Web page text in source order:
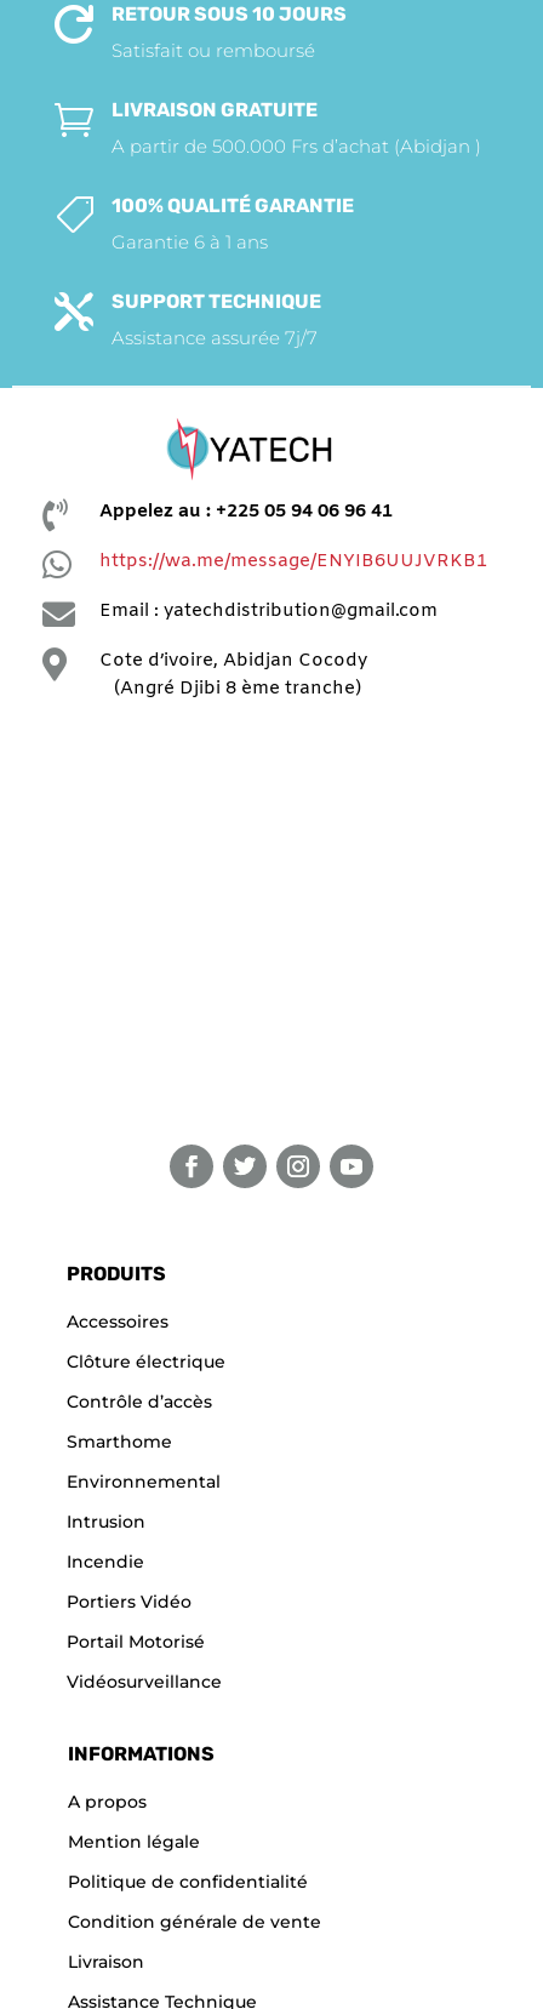

RETOUR SOUS 10 JOURS
Satisfait ou remboursé

LIVRAISON GRATUITE
A partir de 500.000 Frs d’achat (Abidjan )

100% QUALITÉ GARANTIE
Garantie 6 à 1 ans

SUPPORT TECHNIQUE
Assistance assurée 7j/7
 Appelez au : +225 05 94 06 96 41
 https://wa.me/message/ENYIB6UUJVRKB1
 Email : yatechdistribution@gmail.com

Cote d’ivoire, Abidjan Cocody
(Angré Djibi 8 ème tranche)
PRODUITS
Accessoires
Clôture électrique
Contrôle d’accès
Smarthome
Environnemental
Intrusion
Incendie
Portiers Vidéo
Portail Motorisé
Vidéosurveillance
INFORMATIONS
A propos
Mention légale
Politique de confidentialité
Condition générale de vente
Livraison
Assistance Technique